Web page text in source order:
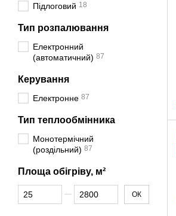
Підлоговий 18
Тип розпалювання
Електронний
(автоматичний) 87
Керування
Електронне 87
Тип теплообмінника
Монотермічний
(роздільний) 87
Площа обігріву, м²
Від Площа обігріву, м²
До Площа обігріву, м² ОК